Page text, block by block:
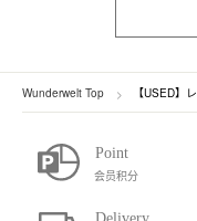
Wunderwelt Top 【USED】
会员积分